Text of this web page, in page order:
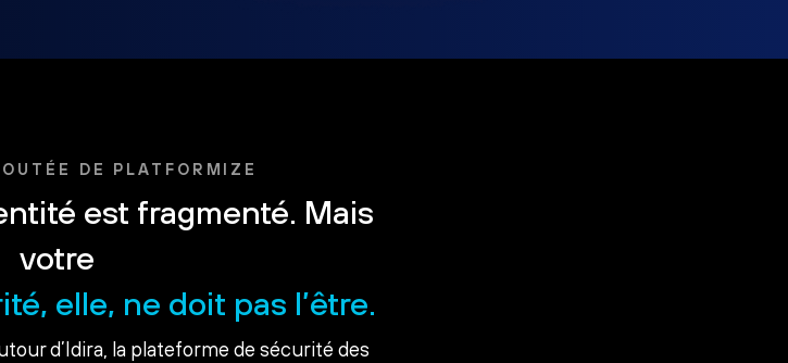
DE PLATFORMIZE
est fragmenté. Mais
votre
elle, ne doit pas l’être.
d’Idira, la plateforme de sécurité des